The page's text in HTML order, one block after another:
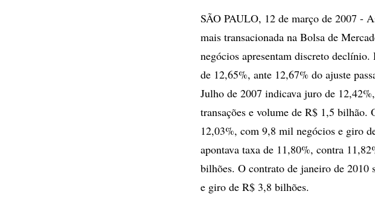
SÃO PAULO, 12 de março de 2007 -
mais transacionada na Bolsa de
negócios apresentam discreto
de 12,65%, ante 12,67% do ajuste
Julho de 2007 indicava juro de
transações e volume de R$ 1,5 bilhão.
12,03%, com 9,8 mil negócios e giro
apontava taxa de 11,80%, contra
bilhões. O contrato de janeiro de
e giro de R$ 3,8 bilhões.